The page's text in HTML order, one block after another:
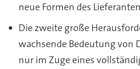
neue Formen des
Die zweite große
wachsende Bedeutung von
nur im Zuge eines